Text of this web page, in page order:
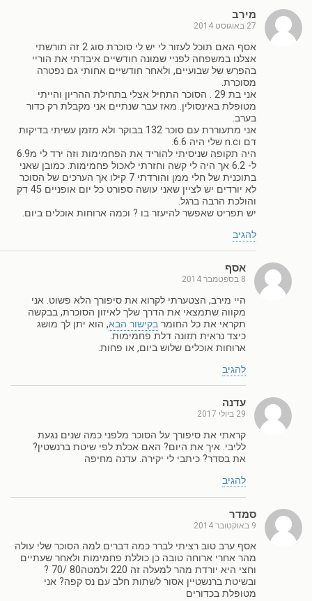
מירב
27 באוגוסט 2014
אסף האם תוכל לעזור לי יש לי סוכרת סוג 2 זה תורשתי
אצלנו במשפחה לפניי שמונה חודשיים איבדתי את הוריי
בהפרש של שבועיים, ולאחר חודשיים אחותי גם נפטרה
מסוכרת.
אני בת 29 . הסוכר התחיל אצלי בתחילת ההריון והייתי
מטופלת באינסולין. מאז עבר שנתיים אני מקבלת רק כדור
בערב.
אני מתעוררת עם סוכר 132 בבוקר ולא מזמן עשיתי בדיקות
דם וn.c שלי היה 6.6.
היה תקופה שניסיתי להוריד את הפחמימות וזה ירד לי מ6.9
ל- 6.2 אך היה לי קשה וחזרתי לאכול פחמימות. כמובן שאני
בתוכנית של חלי ממן והורדתי 7 קילו אך הערכים של הסוכר
לא יורדים יש לציין שאני עושה ספורט כל יום אופניים 45 דק
והולכת הרבה ברגל.
יש תפריט שאפשר להיעזר בו ? וכמה ארוחות אוכלים ביום.
להגיב
אסף
8 בספטמבר 2014
היי מירב, הצטערתי לקרוא את סיפורך הלא פשוט. אני
מקווה שתמצאי את הדרך שלך לאיזון הסוכרת, בבקשה
תקראי את כל החומר בקישור הבא, הוא יתן לך מושג
כיצד נראית תזונה דלת פחמימות.
ארוחות אוכלים שלוש ביום, או פחות.
להגיב
עדנה
29 ביולי 2017
קראתי את סיפורך על הסוכר מלפני כמה שנים נגעת
לליבי. איך את היום? האם אכלת לפי שיטת ברנשטין?
את בסדר? כיתבי לי יקירה. עדנה מחיפה
להגיב
סמדר
9 באוקטובר 2014
אסף ערב טוב רציתי לברר כמה דברים למה הסוכר שלי עולה
מהר אחרי ארוחה טובה כן כוללת פחמימות ולאחר שעתיים
וחצי היא יורדת מהר למעלה זה 220 ולמטה80 /70 ?
ובשיטת ברנשטיין אסור לשתות חלב עם נס קפה? אני
מטופלת בכדורים